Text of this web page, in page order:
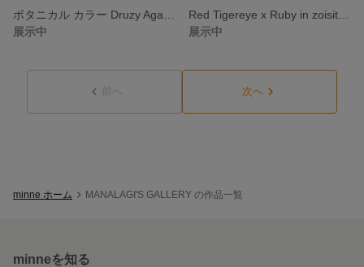
展示中
展示中
前へ 次へ
minne ホーム MANALAGI'S GALLERY の作品一覧
minneを知る